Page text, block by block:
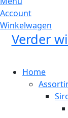
Account
Winkelwagen
Verder
Home